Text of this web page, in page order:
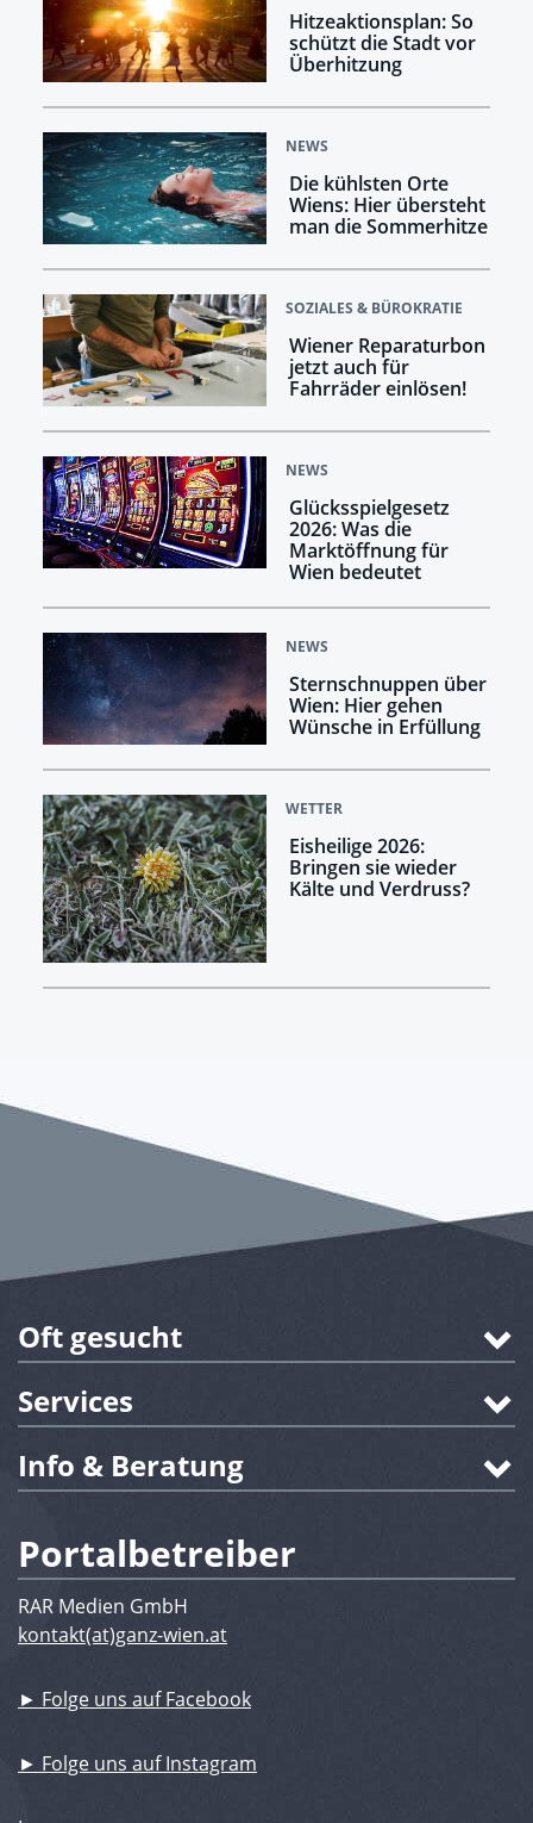
Hitzeaktionsplan: So
schützt die Stadt vor
Überhitzung
NEWS
Die kühlsten Orte
Wiens: Hier übersteht
man die Sommerhitze
SOZIALES & BÜROKRATIE
Wiener Reparaturbon
jetzt auch für
Fahrräder einlösen!
NEWS
Glücksspielgesetz
2026: Was die
Marktöffnung für
Wien bedeutet
NEWS
Sternschnuppen über
Wien: Hier gehen
Wünsche in Erfüllung
WETTER
Eisheilige 2026:
Bringen sie wieder
Kälte und Verdruss?
Oft gesucht
Services
Info & Beratung
Portalbetreiber
RAR Medien GmbH
kontakt(at)ganz-wien.at
► Folge uns auf Facebook
► Folge uns auf Instagram